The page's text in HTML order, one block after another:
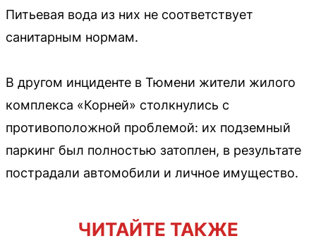
Питьевая вода из них не соответствует
санитарным нормам.
В другом инциденте в Тюмени жители жилого
комплекса «Корней» столкнулись с
противоположной проблемой: их подземный
паркинг был полностью затоплен, в результате
пострадали автомобили и личное имущество.
ЧИТАЙТЕ ТАКЖЕ